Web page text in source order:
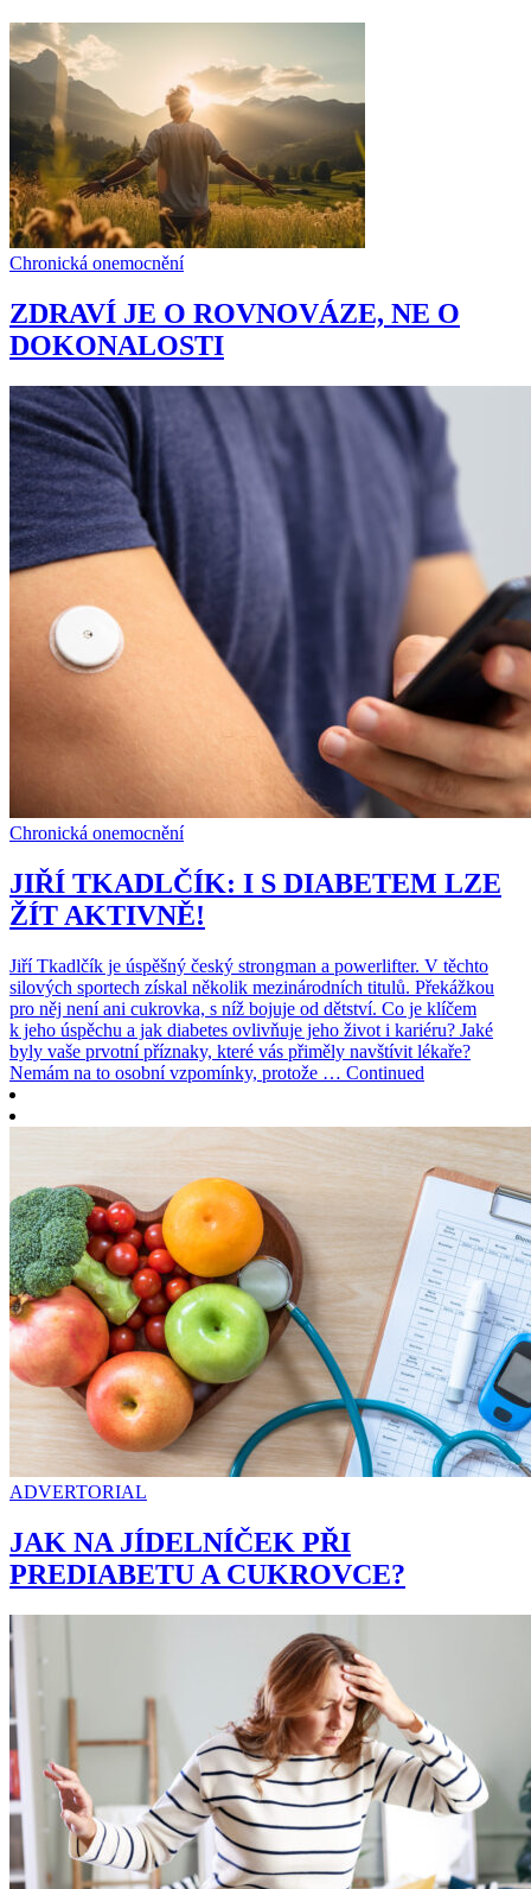
Chronická onemocnění
ZDRAVÍ JE O ROVNOVÁZE, NE O
DOKONALOSTI
Chronická onemocnění
JIŘÍ TKADLČÍK: I S DIABETEM LZE
ŽÍT AKTIVNĚ!
Jiří Tkadlčík je úspěšný český strongman a powerlifter. V těchto
silových sportech získal několik mezinárodních titulů. Překážkou
pro něj není ani cukrovka, s níž bojuje od dětství. Co je klíčem
k jeho úspěchu a jak diabetes ovlivňuje jeho život i kariéru? Jaké
byly vaše prvotní příznaky, které vás přiměly navštívit lékaře?
Nemám na to osobní vzpomínky, protože … Continued
ADVERTORIAL
JAK NA JÍDELNÍČEK PŘI
PREDIABETU A CUKROVCE?